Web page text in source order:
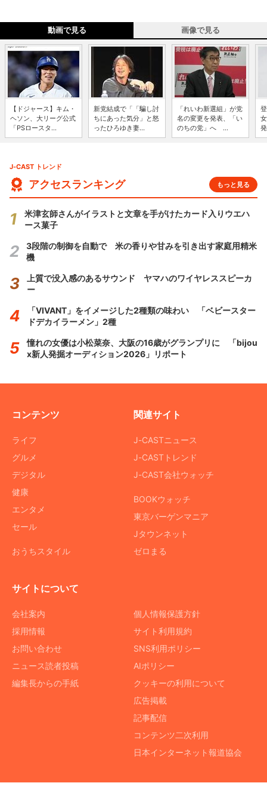
動画で見る 画像で見る
【ドジャース】キム・
ヘソン、大リーグ公式
「PSロースタ...
新党結成で「「騙し討
ちにあった気分」と怒
ったひろゆき妻...
「れいわ新選組」が党
名の変更を発表、「い
のちの党」へ ...
J-CAST トレンド
アクセスランキング もっと見る
米津玄師さんがイラストと文章を手がけたカード入りウエハ
ース菓子
3段階の制御を自動で 米の香りや甘みを引き出す家庭用精米
機
上質で没入感のあるサウンド ヤマハのワイヤレススピーカ
ー
「VIVANT」をイメージした2種類の味わい 「ベビースター
ドデカイラーメン」2種
憧れの女優は小松菜奈、大阪の16歳がグランプリに 「bijou
x新人発掘オーディション2026」リポート
コンテンツ
ライフ
グルメ
デジタル
健康
エンタメ
セール
おうちスタイル
関連サイト
J-CASTニュース
J-CASTトレンド
J-CAST会社ウォッチ
BOOKウォッチ
東京バーゲンマニア
Jタウンネット
ゼロまる
サイトについて
会社案内
採用情報
お問い合わせ
ニュース読者投稿
編集長からの手紙
個人情報保護方針
サイト利用規約
SNS利用ポリシー
AIポリシー
クッキーの利用について
広告掲載
記事配信
コンテンツ二次利用
日本インターネット報道協会